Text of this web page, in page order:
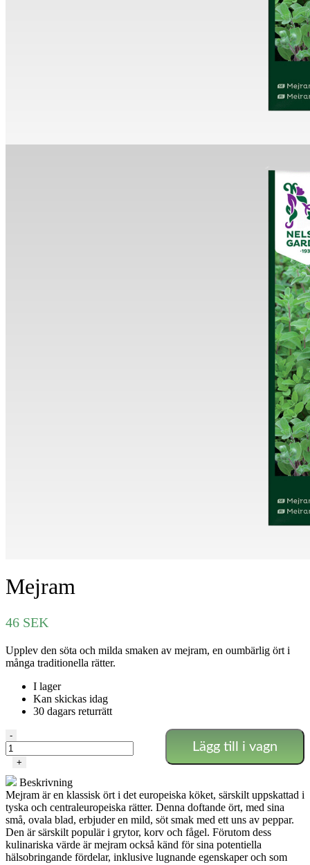
Mejram
46 SEK
Upplev den söta och milda smaken av mejram, en oumbärlig ört i
många traditionella rätter.
I lager
Kan skickas idag
30 dagars returrätt
Mejram
mängd
-
+
Lägg till i vagn
Beskrivning
Mejram är en klassisk ört i det europeiska köket, särskilt uppskattad i
tyska och centraleuropeiska rätter. Denna doftande ört, med sina
små, ovala blad, erbjuder en mild, söt smak med ett uns av peppar.
Den är särskilt populär i grytor, korv och fågel. Förutom dess
kulinariska värde är mejram också känd för sina potentiella
hälsobringande fördelar, inklusive lugnande egenskaper och som